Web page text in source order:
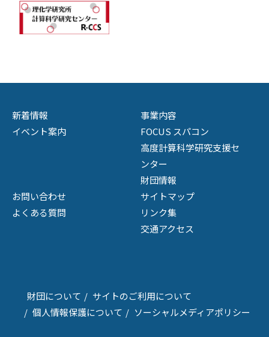
新着情報
イベント案内
事業内容
FOCUS スパコン
高度計算科学研究支援セ
ンター
財団情報
お問い合わせ
よくある質問
サイトマップ
リンク集
交通アクセス
財団について
サイトのご利用について
個人情報保護について
ソーシャルメディアポリシー